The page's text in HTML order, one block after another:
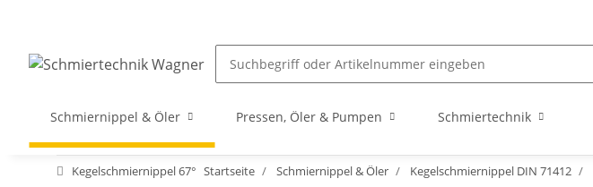
Schmiernippel & Öler Pressen, Öler & Pumpen Schmiertechnik
Kegelschmiernippel 67° Startseite Schmiernippel & Öler Kegelschmiernippel DIN 71412